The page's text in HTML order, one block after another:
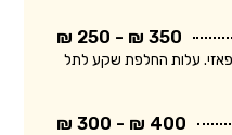
350 ₪ - 250 ₪
עלות החלפת שקע לתל
400 ₪ - 300 ₪